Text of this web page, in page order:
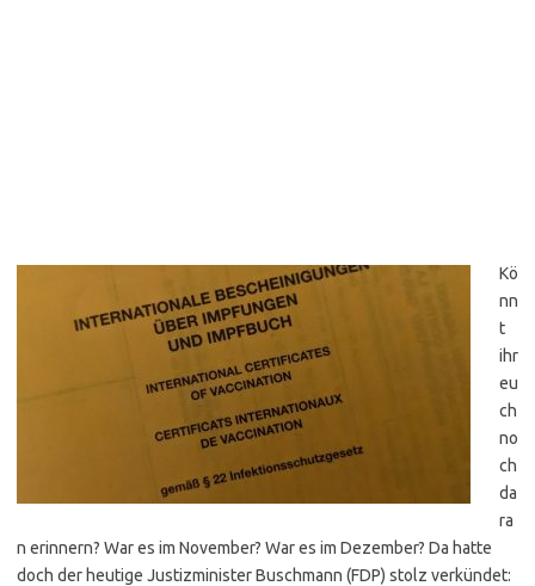
Kö
nn
t
ihr
eu
ch
no
ch
da
ra
n erinnern? War es im November? War es im Dezember? Da hatte
doch der heutige Justizminister Buschmann (FDP) stolz verkündet: